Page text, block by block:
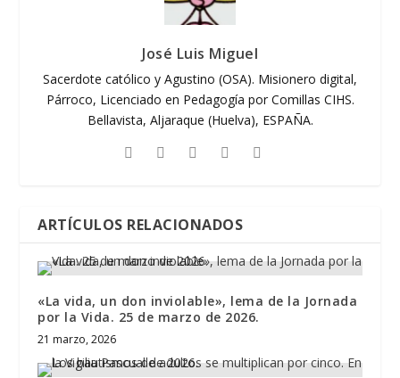
José Luis Miguel
Sacerdote católico y Agustino (OSA). Misionero digital,
Párroco, Licenciado en Pedagogía por Comillas CIHS.
Bellavista, Aljaraque (Huelva), ESPAÑA.
ARTÍCULOS RELACIONADOS
«La vida, un don inviolable», lema de la Jornada
por la Vida. 25 de marzo de 2026.
21 marzo, 2026